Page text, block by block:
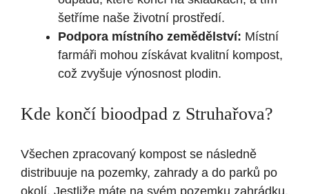
šetříme naše životní prostředí.
Podpora místního zemědělství: Místní
farmáři mohou získávat kvalitní kompost,
což zvyšuje výnosnost plodin.
Kde končí bioodpad z Struhařova?
Všechen zpracovaný kompost se následně
distribuuje na pozemky, zahrady a do parků po